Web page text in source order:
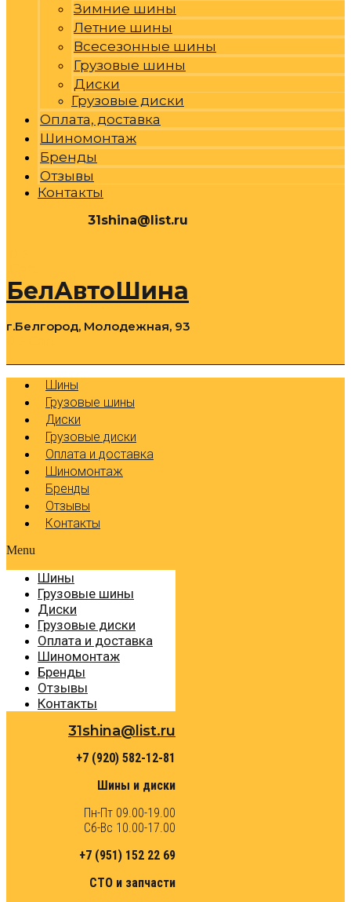
Зимние шины
Летние шины
Всесезонные шины
Грузовые шины
Диски
Грузовые диски
Оплата, доставка
Шиномонтаж
Бренды
Отзывы
Контакты
31shina@list.ru
БелАвтоШина
г.Белгород, Молодежная, 93
Шины
Грузовые шины
Диски
Грузовые диски
Оплата и доставка
Шиномонтаж
Бренды
Отзывы
Контакты
Menu
Шины
Грузовые шины
Диски
Грузовые диски
Оплата и доставка
Шиномонтаж
Бренды
Отзывы
Контакты
31shina@list.ru
+7 (920) 582-12-81
Шины и диски
Пн-Пт 09.00-19.00
Сб-Вс 10.00-17.00
+7 (951) 152 22 69
СТО и запчасти